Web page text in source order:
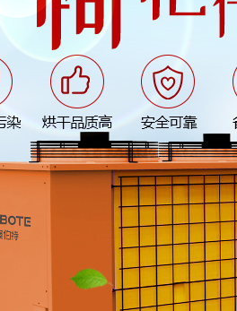
熱泵干燥機煙葉干燥機 木材干燥機